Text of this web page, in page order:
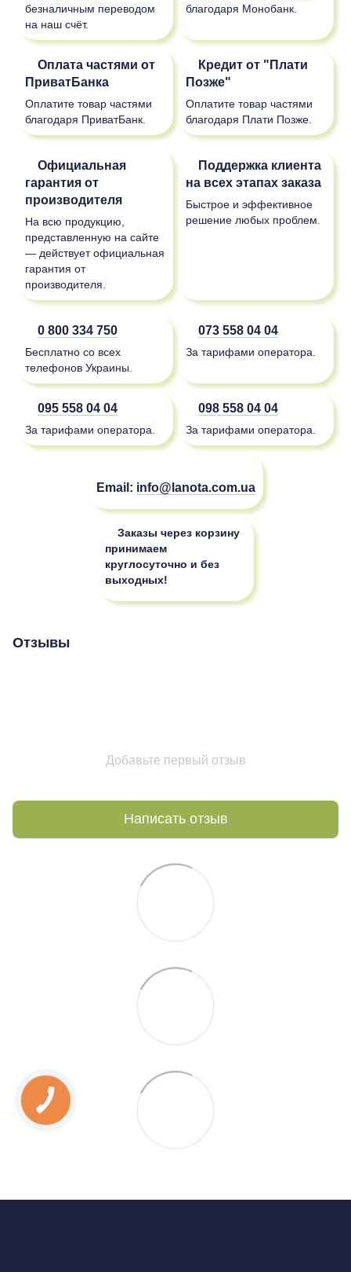
безналичным переводом
на наш счёт.
благодаря Монобанк.
Оплата частями от
ПриватБанка
Оплатите товар частями
благодаря ПриватБанк.
Кредит от "Плати
Позже"
Оплатите товар частями
благодаря Плати Позже.
Официальная
гарантия от
производителя
На всю продукцию,
представленную на сайте
— действует официальная
гарантия от
производителя.
Поддержка клиента
на всех этапах заказа
Быстрое и эффективное
решение любых проблем.
0 800 334 750
Бесплатно со всех
телефонов Украины.
073 558 04 04
За тарифами оператора.
095 558 04 04
За тарифами оператора.
098 558 04 04
За тарифами оператора.
Email: info@lanota.com.ua
Заказы через корзину
принимаем
круглосуточно и без
выходных!
Отзывы
Добавьте первый отзыв
Написать отзыв